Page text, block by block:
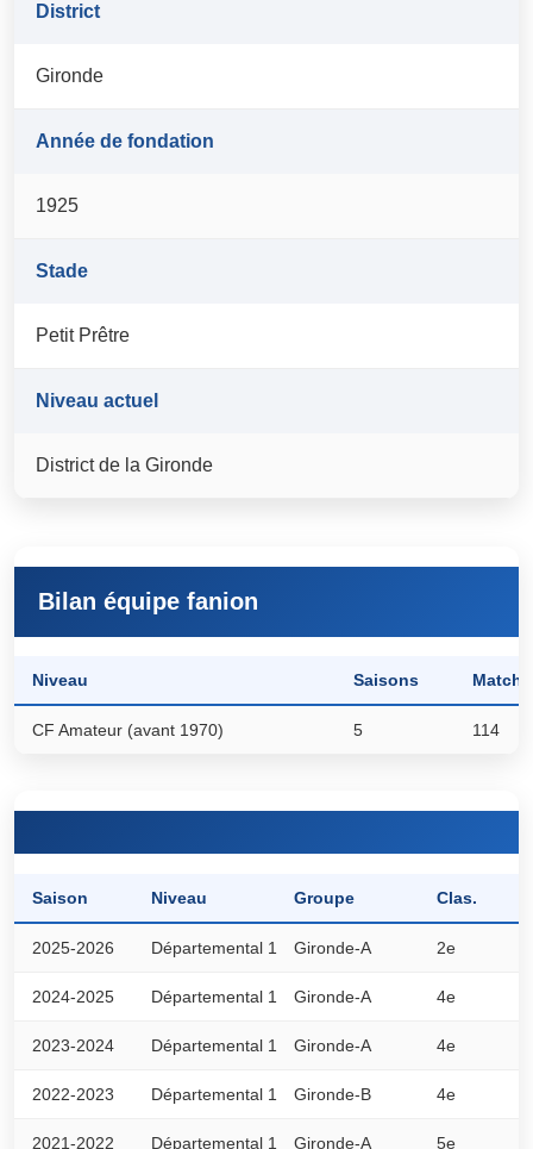
District
Gironde
Année de fondation
1925
Stade
Petit Prêtre
Niveau actuel
District de la Gironde
Bilan équipe fanion
Niveau Saisons Matchs
CF Amateur (avant 1970) 5 114
Saison Niveau Groupe Clas.
2025-2026 Départemental 1 Gironde-A 2e
2024-2025 Départemental 1 Gironde-A 4e
2023-2024 Départemental 1 Gironde-A 4e
2022-2023 Départemental 1 Gironde-B 4e
2021-2022 Départemental 1 Gironde-A 5e